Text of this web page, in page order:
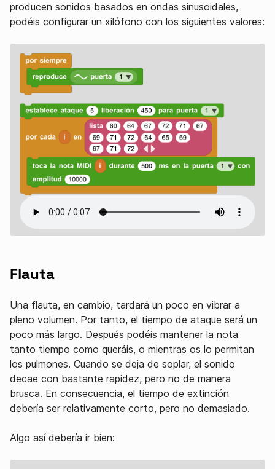
producen sonidos basados en ondas sinusoidales,
podéis configurar un xilófono con los siguientes valores:
Flauta
Una flauta, en cambio, tardará un poco en vibrar a
pleno volumen. Por tanto, el tiempo de ataque será un
poco más largo. Después podéis mantener la nota
tanto tiempo como queráis, o mientras os lo permitan
los pulmones. Cuando se deja de soplar, el sonido
decae con bastante rapidez, pero no de manera
brusca. En consecuencia, el tiempo de extinción
debería ser relativamente corto, pero no demasiado.
Algo así debería ir bien: